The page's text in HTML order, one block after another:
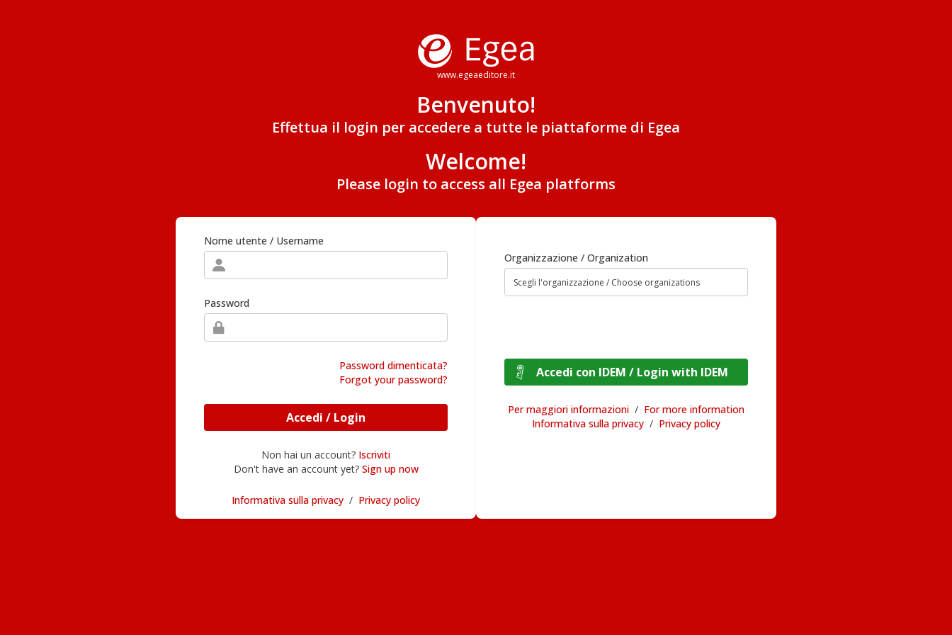
www.egeaeditore.it
Benvenuto!
Effettua il login per accedere a tutte le piattaforme di Egea
Welcome!
Please login to access all Egea platforms
Nome utente / Username
Password
Password dimenticata?
Forgot your password?
Accedi / Login
Non hai un account? Iscriviti
Don't have an account yet? Sign up now
Informativa sulla privacy / Privacy policy
Organizzazione / Organization
Accedi con IDEM / Login with IDEM
Per maggiori informazioni / For more information
Informativa sulla privacy / Privacy policy